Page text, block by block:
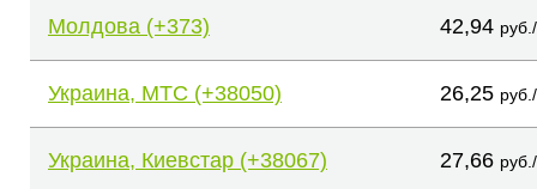
Молдова (+373) 42,94
Украина, МТС (+38050) 26,25
Украина, Киевстар (+38067) 27,66